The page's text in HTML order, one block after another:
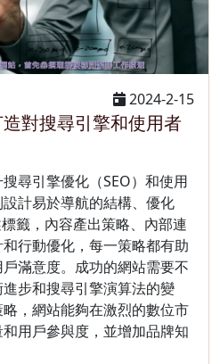
2024-2-15
對搜尋引擎和使用者
尋引擎優化（SEO）和使用
計易於導航的結構、優化
籤，內容產出策略、內部連
行動優化，每一策略都有助
滿意度。成功的網站需要不
步和搜尋引擎演算法的變
，網站能夠在激烈的數位市
用戶參與度，並增加品牌知